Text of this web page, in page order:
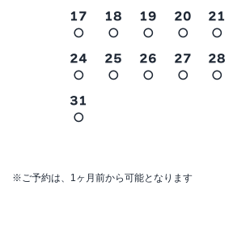
17
○
18
○
19
○
20
○
21
○
24
○
25
○
26
○
27
○
28
○
31
○
※ご予約は、1ヶ月前から可能となります